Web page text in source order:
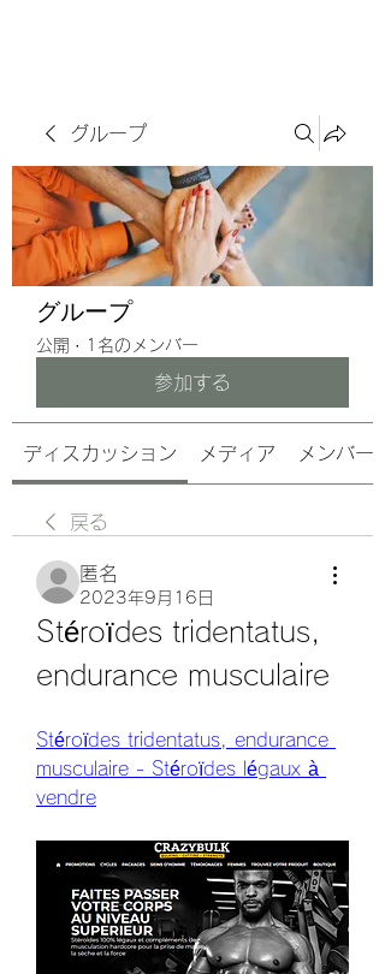
グループ
グループ
公開 · 1名のメンバー
参加する
ディスカッション メディア メンバー
戻る
匿名
2023年9月16日
Stéroïdes tridentatus,
endurance musculaire
Stéroïdes tridentatus, endurance
musculaire - Stéroïdes légaux à
vendre